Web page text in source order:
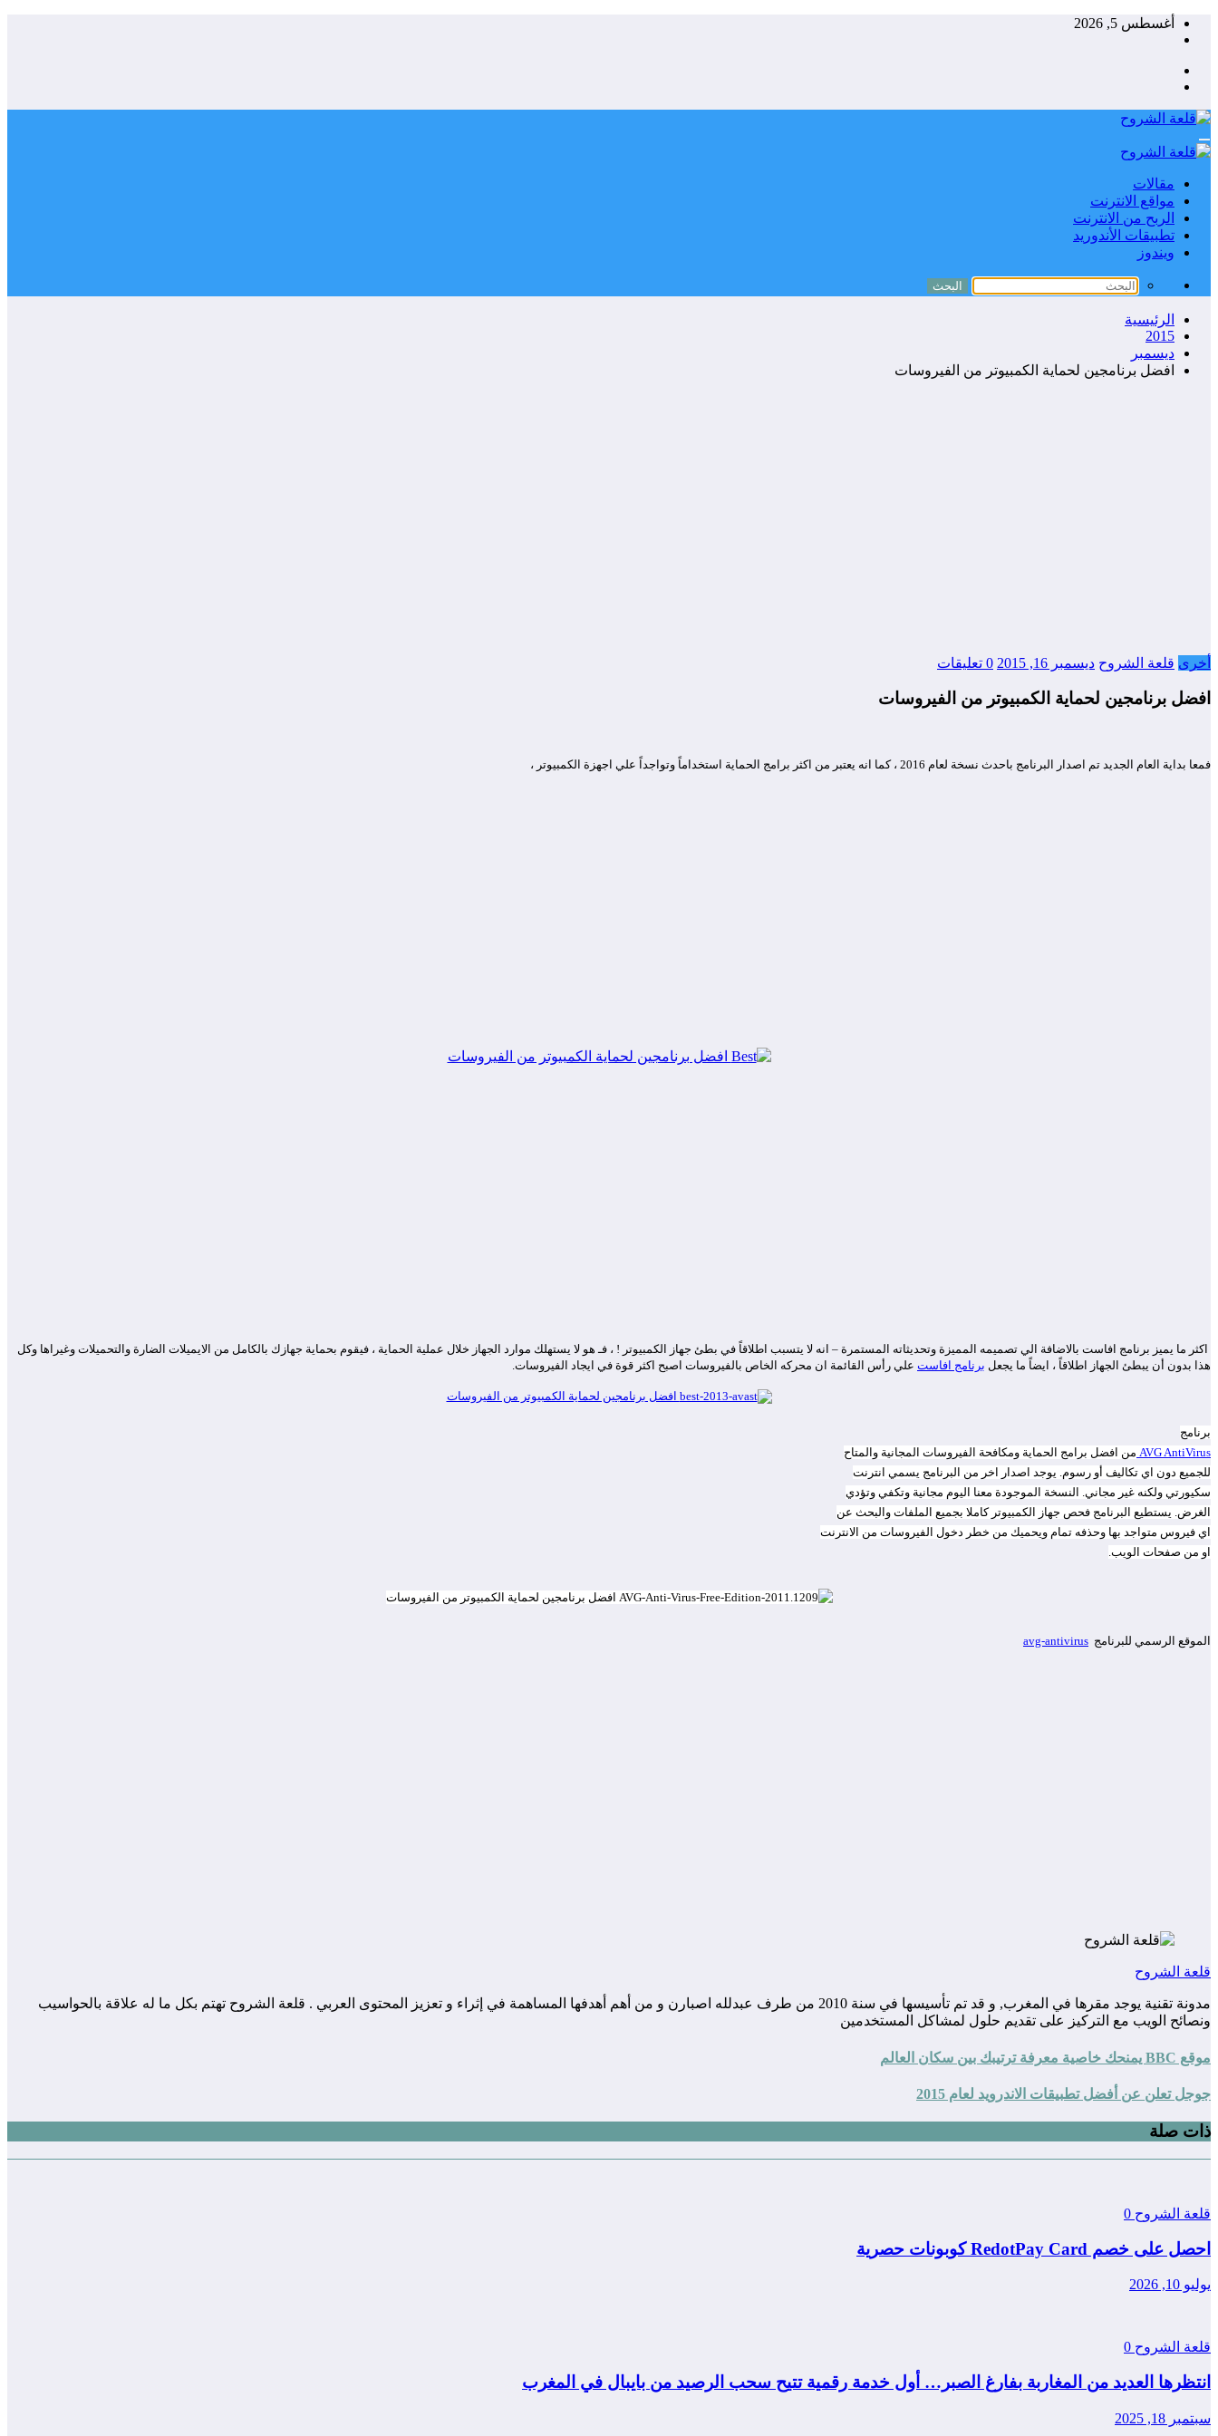
التجاوزأغسطس 5, 2026
مقالات
مواقع الانترنت
الربح من الانترنت
تطبيقات الأندوريد
ويندوز
الرئيسية
2015
ديسمبر
افضل برنامجين لحماية الكمبيوتر من الفيروسات
أخرى قلعة الشروح ديسمبر 16, 2015 0 تعليقات
افضل برنامجين لحماية الكمبيوتر من الفيروسات
فمعا بداية العام الجديد تم اصدار البرنامج باحدث نسخة لعام 2016 ، كما انه يعتبر من اكثر برامج الحماية استخداماً وتواجداً علي اجهزة الكمبيوتر ،
اكثر ما يميز برنامج افاست بالاضافة الي تصميمه المميزة وتحديثاته المستمرة – انه لا يتسبب اطلاقاً في بطئ جهاز الكمبيوتر ! ، فـ هو لا يستهلك موارد الجهاز خلال عملية الحماية ، فيقوم بحماية جهازك بالكامل من الايميلات الضارة والتحميلات وغيراها وكل
هذا بدون أن يبطئ الجهاز اطلاقاً ، ايضاً ما يجعل برنامج افاست علي رأس القائمة ان محركه الخاص بالفيروسات اصبح اكثر قوة في ايجاد الفيروسات.
برنامج
AVG AntiVirus من افضل برامج الحماية ومكافحة الفيروسات المجانية والمتاح
للجميع دون اي تكاليف أو رسوم. يوجد اصدار اخر من البرنامج يسمي انترنت
سكيورتي ولكنه غير مجاني. النسخة الموجودة معنا اليوم مجانية وتكفي وتؤدي
الغرض. يستطيع البرنامج فحص جهاز الكمبيوتر كاملا بجميع الملفات والبحث عن
اي فيروس متواجد بها وحذفه تمام ويحميك من خطر دخول الفيروسات من الانترنت
او من صفحات الويب.
الموقع الرسمي للبرنامج avg-antivirus
قلعة الشروح
مدونة تقنية يوجد مقرها في المغرب, و قد تم تأسيسها في سنة 2010 من طرف عبدلله اصبارن و من أهم أهدفها المساهمة في إثراء و تعزيز المحتوى العربي . قلعة الشروح تهتم بكل ما له علاقة بالحواسيب
ونصائح الويب مع التركيز على تقديم حلول لمشاكل المستخدمين
موقع BBC يمنحك خاصية معرفة ترتيبك بين سكان العالم
جوجل تعلن عن أفضل تطبيقات الاندرويد لعام 2015
ذات صلة
قلعة الشروح 0
احصل على خصم RedotPay Card كوبونات حصرية
يوليو 10, 2026
قلعة الشروح 0
انتظرها العديد من المغاربة بفارغ الصبر… أول خدمة رقمية تتيح سحب الرصيد من بايبال في المغرب
سبتمبر 18, 2025